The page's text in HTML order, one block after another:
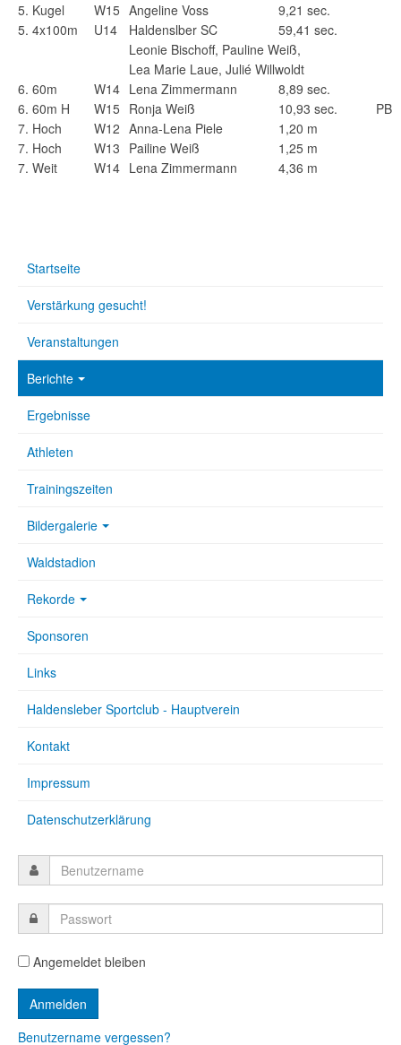
5. Kugel W15 Angeline Voss
9,21 sec.
5. 4x100m U14 Haldenslber SC
59,41 sec.
Leonie Bischoff, Pauline Weiß,
Lea Marie Laue, Julié Willwoldt
6. 60m W14 Lena Zimmermann
8,89 sec.
6. 60m H W15 Ronja Weiß 10,93 sec.
PB
7. Hoch W12 Anna-Lena Piele
1,20 m
7. Hoch W13 Pailine Weiß
1,25 m
7. Weit W14 Lena Zimmermann 4,36 m
Startseite
Verstärkung gesucht!
Veranstaltungen
Berichte
Ergebnisse
Athleten
Trainingszeiten
Bildergalerie
Waldstadion
Rekorde
Sponsoren
Links
Haldensleber Sportclub - Hauptverein
Kontakt
Impressum
Datenschutzerklärung
Angemeldet bleiben
Benutzername vergessen?